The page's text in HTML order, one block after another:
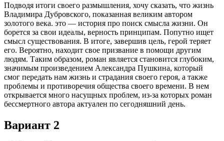
Подводя итоги своего размышления, хочу сказать, что жизнь
Владимира Дубровского, показанная великим автором
золотого века. это — история про поиск смысла жизни. Он
борется за свои идеалы, верность принципам. Попутно ищет
смысл существования. В итоге, завершив цель, герой теряет
его. Вероятно, находит свое призвание в помощи другим
людям. Таким образом, роман является становится глубоким,
значимым произведением Александра Пушкина, который
смог передать нам жизнь и страдания своего героя, а также
проблемы и противоречия общества своего времени. В нем
открывается много насущных проблем, из-за которых роман
бессмертного автора актуален по сегодняшний день.
Вариант 2